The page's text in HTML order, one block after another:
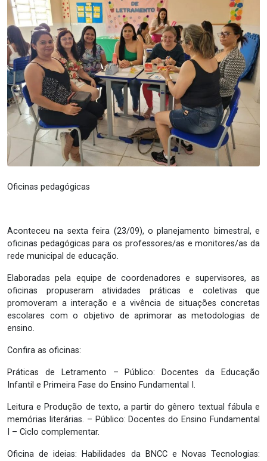
Oficinas pedagógicas
Aconteceu na sexta feira (23/09), o planejamento bimestral, e
oficinas pedagógicas para os professores/as e monitores/as da
rede municipal de educação.
Elaboradas pela equipe de coordenadores e supervisores, as
oficinas propuseram atividades práticas e coletivas que
promoveram a interação e a vivência de situações concretas
escolares com o objetivo de aprimorar as metodologias de
ensino.
Confira as oficinas:
Práticas de Letramento – Público: Docentes da Educação
Infantil e Primeira Fase do Ensino Fundamental I.
Leitura e Produção de texto, a partir do gênero textual fábula e
memórias literárias. – Público: Docentes do Ensino Fundamental
I – Ciclo complementar.
Oficina de ideias: Habilidades da BNCC e Novas Tecnologias: